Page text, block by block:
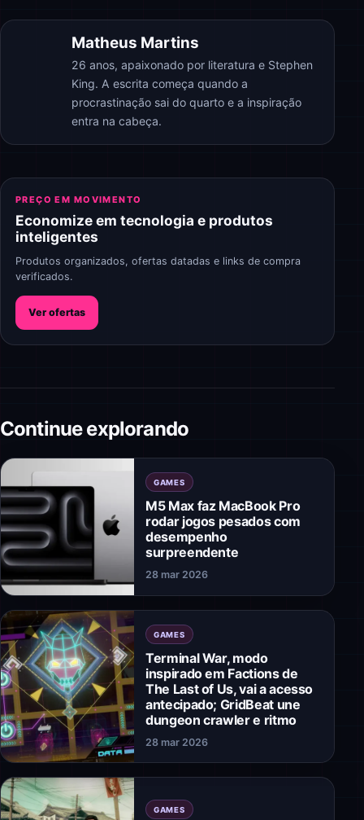
Matheus Martins
26 anos, apaixonado por literatura e Stephen
King. A escrita começa quando a
procrastinação sai do quarto e a inspiração
entra na cabeça.
PREÇO EM MOVIMENTO
Economize em tecnologia e produtos
inteligentes
Produtos organizados, ofertas datadas e links de compra
verificados.
Ver ofertas
Continue explorando
GAMES
M5 Max faz MacBook Pro
rodar jogos pesados com
desempenho
surpreendente
28 mar 2026
GAMES
Terminal War, modo
inspirado em Factions de
The Last of Us, vai a acesso
antecipado; GridBeat une
dungeon crawler e ritmo
28 mar 2026
GAMES